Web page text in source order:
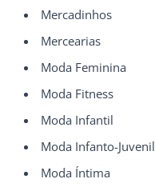
Mercadinhos
Mercearias
Moda Feminina
Moda Fitness
Moda Infantil
Moda Infanto-Juvenil
Moda Íntima